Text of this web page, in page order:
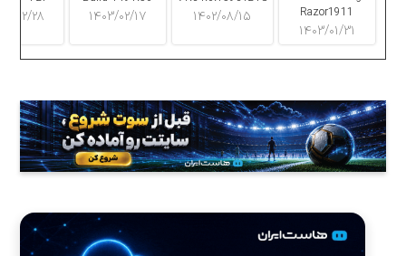
Razor1911
۱۴۰۳/۰۱/۳۱
۱۴۰۲/۰۸/۱۵ ۱۴۰۳/۰۲/۱۷ ۱۴۰۳/